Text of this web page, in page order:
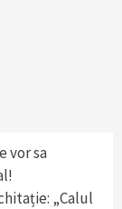
vor sa
„Calul